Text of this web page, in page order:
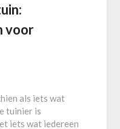
voor
als iets wat
tuinier is
iets wat iedereen